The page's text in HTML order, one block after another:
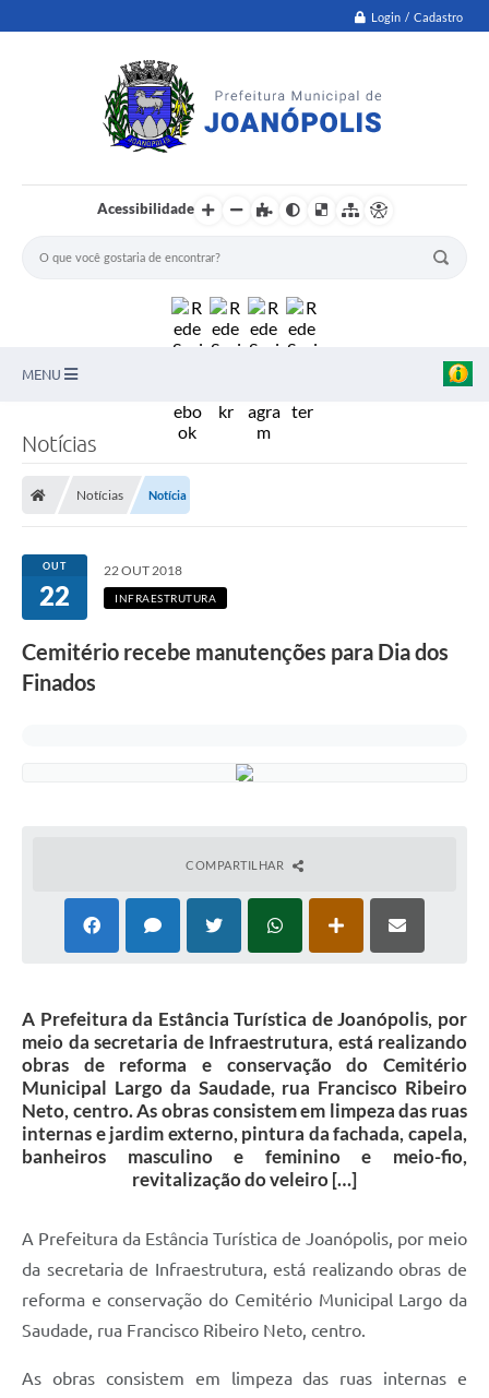
Login / Cadastro
Acessibilidade
MENU
Transparência
Editais
Diário Oficial
Conselhos
Carta de Serviços
Telefones Úteis
Agenda
Ouvidoria
SIC
Notícias
Notícias Notícia
OUT
22
22 OUT 2018
INFRAESTRUTURA
Cemitério recebe manutenções para Dia dos
Finados
COMPARTILHAR
A Prefeitura da Estância Turística de Joanópolis, por
meio da secretaria de Infraestrutura, está realizando
obras de reforma e conservação do Cemitério
Municipal Largo da Saudade, rua Francisco Ribeiro
Neto, centro. As obras consistem em limpeza das ruas
internas e jardim externo, pintura da fachada, capela,
banheiros masculino e feminino e meio-fio,
revitalização do veleiro […]
A Prefeitura da Estância Turística de Joanópolis, por meio
da secretaria de Infraestrutura, está realizando obras de
reforma e conservação do Cemitério Municipal Largo da
Saudade, rua Francisco Ribeiro Neto, centro.
As obras consistem em limpeza das ruas internas e